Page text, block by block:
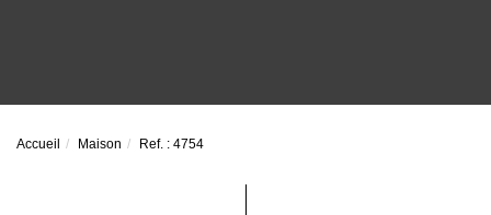
Accueil Maison Ref. : 4754